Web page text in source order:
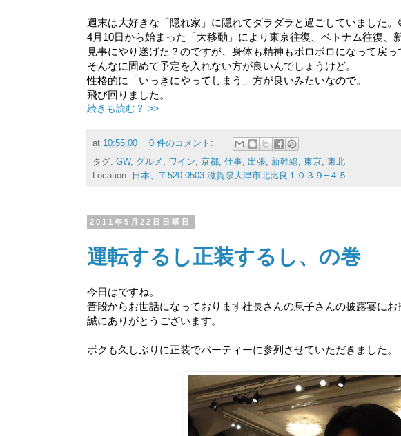
週末は大好きな「隠れ家」に隠れてダラダラと過ごしていました。
4月10日から始まった「大移動」により東京往復、ベトナム往復、
見事にやり遂げた？のですが、身体も精神もボロボロになって戻っ
そんなに固めて予定を入れない方が良いんでしょうけど。
性格的に「いっきにやってしまう」方が良いみたいなので。
飛び回りました。
続きも読む？ >>
at 10:55:00
0 件のコメント:
タグ: GW, グルメ ワイン 京都 仕事 出張 新幹線 東京 東北
Location: 日本、〒520-0503 滋賀県大津市北比良１０３９−４５
2011年5月22日日曜日
運転するし正装するし、の巻
今日はですね。
普段からお世話になっております社長さんの息子さんの披露宴にお
誠にありがとうございます。
ボクも久しぶりに正装でパーティーに参列させていただきました。